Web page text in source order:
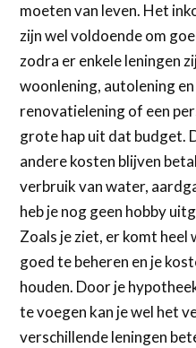
moeten van leven. Het
zijn wel voldoende om
zodra er enkele leningen
woonlening, autolening
renovatielening of een
grote hap uit dat budget.
andere kosten blijven
verbruik van water,
heb je nog geen hobby
Zoals je ziet, er komt heel
goed te beheren en je
houden. Door je
te voegen kan je wel het
verschillende leningen